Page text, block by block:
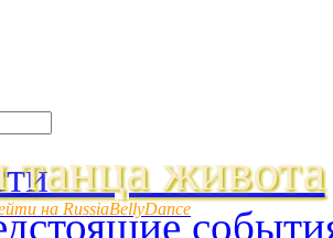
танца живота
на RussiaBellyDance